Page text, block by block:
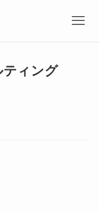
ティング